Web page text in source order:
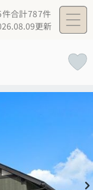
合計787件
更新